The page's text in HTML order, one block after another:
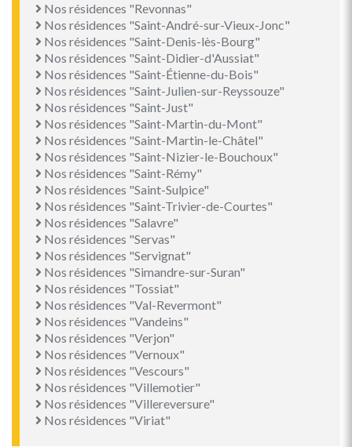
Nos résidences "Revonnas"
Nos résidences "Saint-André-sur-Vieux-Jonc"
Nos résidences "Saint-Denis-lès-Bourg"
Nos résidences "Saint-Didier-d'Aussiat"
Nos résidences "Saint-Étienne-du-Bois"
Nos résidences "Saint-Julien-sur-Reyssouze"
Nos résidences "Saint-Just"
Nos résidences "Saint-Martin-du-Mont"
Nos résidences "Saint-Martin-le-Châtel"
Nos résidences "Saint-Nizier-le-Bouchoux"
Nos résidences "Saint-Rémy"
Nos résidences "Saint-Sulpice"
Nos résidences "Saint-Trivier-de-Courtes"
Nos résidences "Salavre"
Nos résidences "Servas"
Nos résidences "Servignat"
Nos résidences "Simandre-sur-Suran"
Nos résidences "Tossiat"
Nos résidences "Val-Revermont"
Nos résidences "Vandeins"
Nos résidences "Verjon"
Nos résidences "Vernoux"
Nos résidences "Vescours"
Nos résidences "Villemotier"
Nos résidences "Villereversure"
Nos résidences "Viriat"